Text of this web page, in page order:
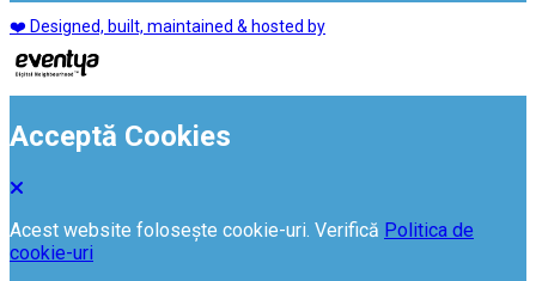
❤️ Designed, built, maintained & hosted by
Acceptă Cookies
Acest website folosește cookie-uri. Verifică Politica de
cookie-uri